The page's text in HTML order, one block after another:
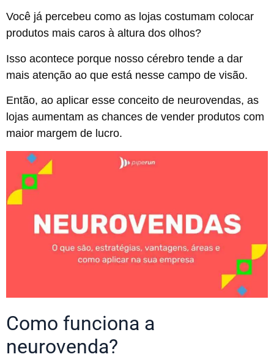
Você já percebeu como as lojas costumam colocar
produtos mais caros à altura dos olhos?
Isso acontece porque nosso cérebro tende a dar
mais atenção ao que está nesse campo de visão.
Então, ao aplicar esse conceito de neurovendas, as
lojas aumentam as chances de vender produtos com
maior margem de lucro.
Como funciona a
neurovenda?